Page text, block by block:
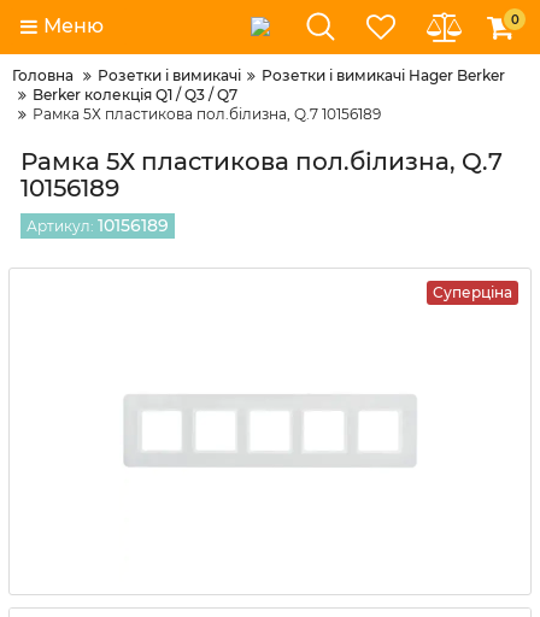
Меню 0
Головна Розетки і вимикачі
Розетки і вимикачі Hager Berker
Berker колекція Q1 / Q3 / Q7
Рамка 5Х пластикова пол.білизна, Q.7 10156189
Рамка 5Х пластикова пол.білизна, Q.7
10156189
Артикул: 10156189
Суперціна